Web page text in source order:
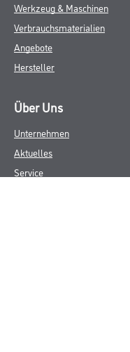
Werkzeug & Maschinen
Verbrauchsmaterialien
Angebote
Hersteller
Über Uns
Unternehmen
Aktuelles
Service